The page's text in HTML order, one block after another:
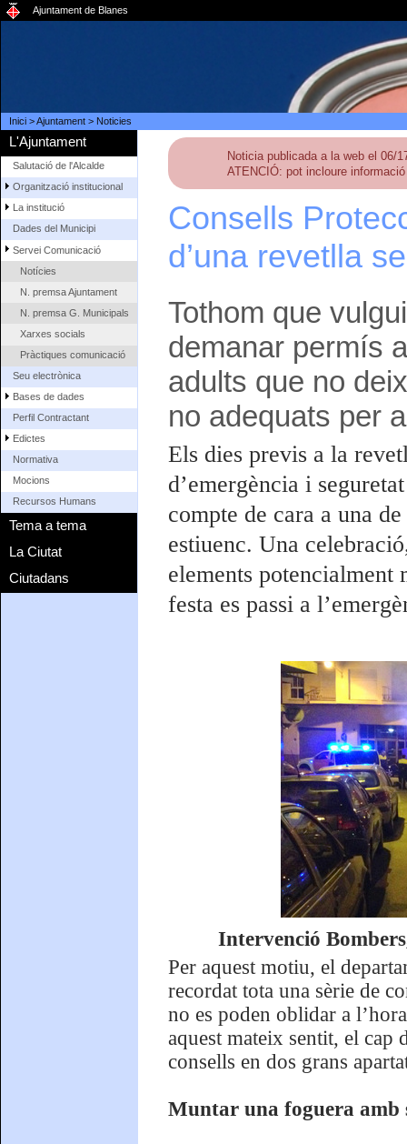
Ajuntament de Blanes
Inici>Ajuntament> Noticies
L'Ajuntament
Salutació de l'Alcalde
Organització institucional
La institució
Dades del Municipi
Servei Comunicació
Notícies
N. premsa Ajuntament
N. premsa G. Municipals
Xarxes socials
Pràctiques comunicació
Seu electrònica
Bases de dades
Perfil Contractant
Edictes
Normativa
Mocions
Recursos Humans
Tema a tema
La Ciutat
Ciutadans
Noticia publicada a la web el 06/
ATENCIÓ: pot incloure
Consells
d’una revetlla
Tothom que
demanar permís
adults que no
no adequats per
Els dies previs a la
d’emergència i
compte de cara a una
estiuenc. Una
elements potencialment
festa es passi a
Intervenció
Per aquest motiu, el
recordat tota una sèrie de
no es poden oblidar a
aquest mateix sentit, el cap
consells en dos grans
Muntar una foguera amb